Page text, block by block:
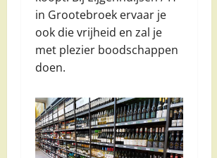
in Grootebroek ervaar je
ook die vrijheid en zal je
met plezier boodschappen
doen.